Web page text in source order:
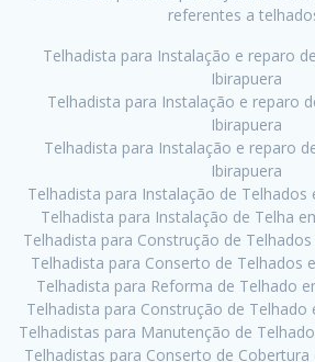
referentes a
Telhadista para Instalação e reparo
Ibirapuera
Telhadista para Instalação e reparo
Ibirapuera
Telhadista para Instalação e reparo
Ibirapuera
Telhadista para Instalação de Telhados
Telhadista para Instalação de Telha
Telhadista para Construção de
Telhadista para Conserto de Telhados
Telhadista para Reforma de Telhado
Telhadista para Construção de Telhado
Telhadistas para Manutenção de
Telhadistas para Conserto de